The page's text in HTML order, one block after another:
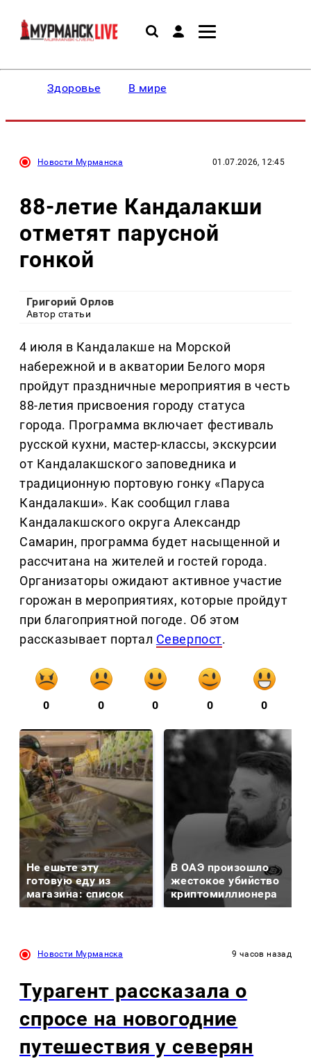
Здоровье В мире
Новости Мурманска 01.07.2026, 12:45
88-летие Кандалакши
отметят парусной
гонкой
Григорий Орлов
Автор статьи
4 июля в Кандалакше на Морской
набережной и в акватории Белого моря
пройдут праздничные мероприятия в честь
88-летия присвоения городу статуса
города. Программа включает фестиваль
русской кухни, мастер-классы, экскурсии
от Кандалакшского заповедника и
традиционную портовую гонку «Паруса
Кандалакши». Как сообщил глава
Кандалакшского округа Александр
Самарин, программа будет насыщенной и
рассчитана на жителей и гостей города.
Организаторы ожидают активное участие
горожан в мероприятиях, которые пройдут
при благоприятной погоде. Об этом
рассказывает портал Северпост.
0 0 0 0 0
Не ешьте эту
готовую еду из
магазина: список
В ОАЭ произошло
жестокое убийство
криптомиллионера
Новости Мурманска 9 часов назад
Турагент рассказала о
спросе на новогодние
путешествия у северян